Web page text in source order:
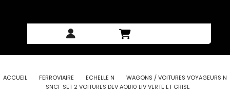
ACCUEIL FERROVIAIRE ECHELLE N
WAGONS / VOITURES VOYAGEURS N
SNCF SET 2 VOITURES DEV AOB10 LIV VERTE ET GRISE